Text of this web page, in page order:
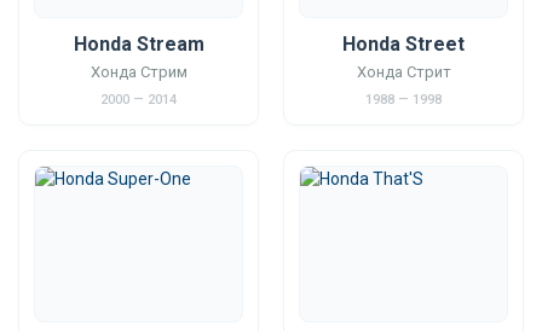
Honda Stream
Хонда Стрим
2000 — 2014
Honda Street
Хонда Стрит
1988 — 1998